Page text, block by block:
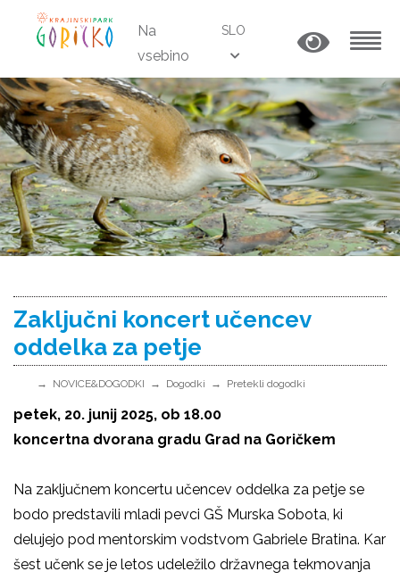
Na
vsebino
SLO
Zaključni koncert učencev
oddelka za petje
NOVICE&DOGODKI Dogodki Pretekli dogodki
petek, 20. junij 2025, ob 18.00
koncertna dvorana gradu Grad na Goričkem
Na zaključnem koncertu učencev oddelka za petje se
bodo predstavili mladi pevci GŠ Murska Sobota, ki
delujejo pod mentorskim vodstvom Gabriele Bratina. Kar
šest učenk se je letos udeležilo državnega tekmovanja